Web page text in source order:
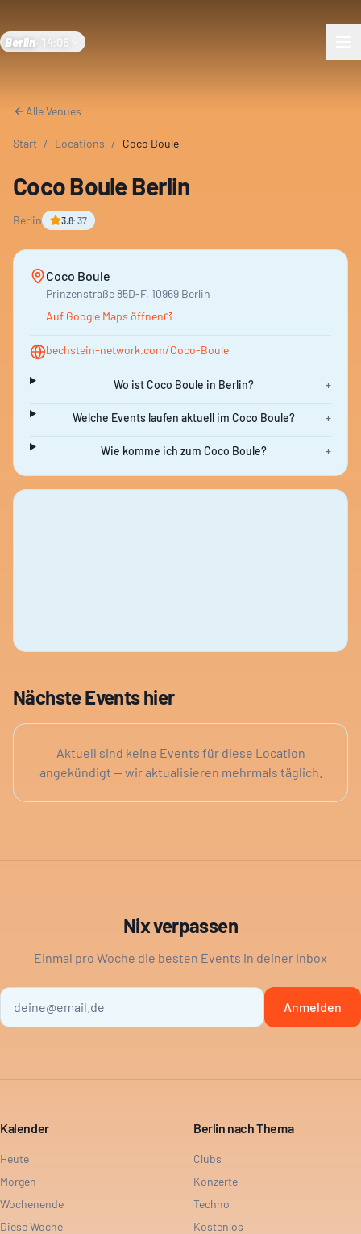
Berlin 14:05
Alle Venues
Start / Locations / Coco Boule
Coco Boule Berlin
Berlin 3.8· 37
Coco Boule
Prinzenstraße 85D-F, 10969 Berlin
Auf Google Maps öffnen
bechstein-network.com/Coco-Boule
Wo ist Coco Boule in Berlin? +
Welche Events laufen aktuell im Coco Boule? +
Wie komme ich zum Coco Boule? +
Nächste Events hier
Aktuell sind keine Events für diese Location
angekündigt — wir aktualisieren mehrmals täglich.
Nix verpassen
Einmal pro Woche die besten Events in deiner Inbox
Anmelden
Kalender
Heute
Morgen
Wochenende
Diese Woche
Berlin nach Thema
Clubs
Konzerte
Techno
Kostenlos